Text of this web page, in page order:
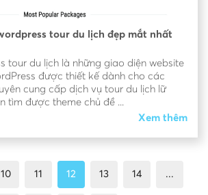
tour du lịch đẹp mắt nhất
tour du lịch là những giao diện website
được thiết kế dành cho các
cung cấp dịch vụ tour du lịch lữ
tìm được theme chủ đề ...
Xem thêm
10 11 12 13 14 ...